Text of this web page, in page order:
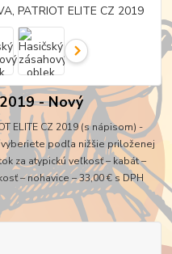
- Nový
ELITE CZ 2019 (s nápisom) -
podľa nižšie priloženej
za atypickú veľkosť – kabát –
– nohavice – 33,00 € s DPH